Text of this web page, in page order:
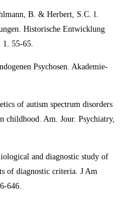
B. & Herbert, S.C. l.
Historische Entwicklung
1. 55-65.
Psy­chosen. Akademie-
of autism spectrum disorders
childhood. Am. Jour. Psychiatry,
and diagnostic study of
of diagnostic criteria. J Am
646.